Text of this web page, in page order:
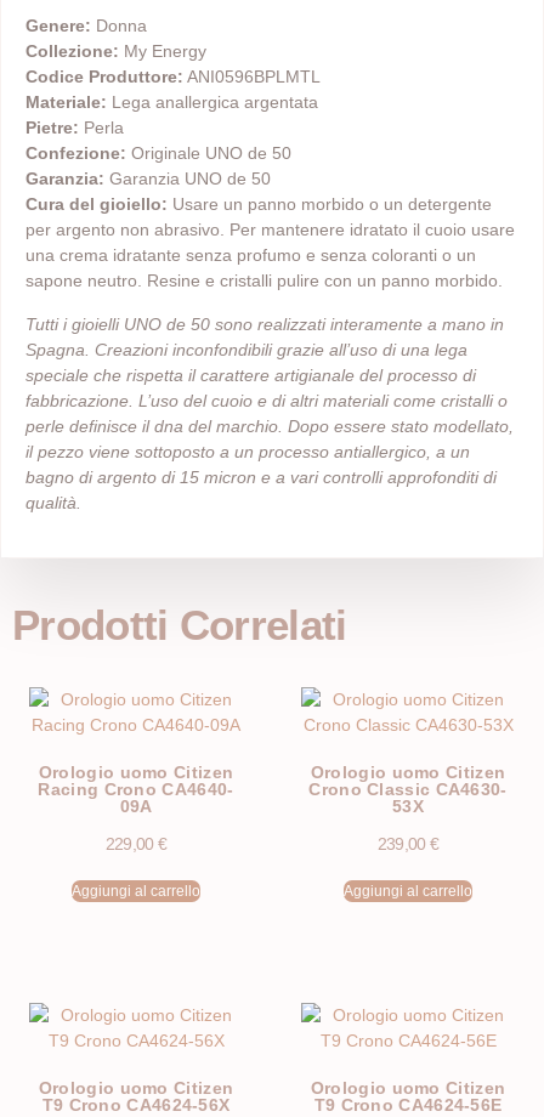
Genere: Donna
Collezione: My Energy
Codice Produttore: ANI0596BPLMTL
Materiale: Lega anallergica argentata
Pietre: Perla
Confezione: Originale UNO de 50
Garanzia: Garanzia UNO de 50
Cura del gioiello: Usare un panno morbido o un detergente
per argento non abrasivo. Per mantenere idratato il cuoio usare
una crema idratante senza profumo e senza coloranti o un
sapone neutro. Resine e cristalli pulire con un panno morbido.
Tutti i gioielli UNO de 50 sono realizzati interamente a mano in
Spagna. Creazioni inconfondibili grazie all’uso di una lega
speciale che rispetta il carattere artigianale del processo di
fabbricazione. L’uso del cuoio e di altri materiali come cristalli o
perle definisce il dna del marchio. Dopo essere stato modellato,
il pezzo viene sottoposto a un processo antiallergico, a un
bagno di argento di 15 micron e a vari controlli approfonditi di
qualità.
Prodotti Correlati
Orologio uomo Citizen
Racing Crono CA4640-
09A
229,00 €
Aggiungi al carrello
Orologio uomo Citizen
Crono Classic CA4630-
53X
239,00 €
Aggiungi al carrello
Orologio uomo Citizen
T9 Crono CA4624-56X
Orologio uomo Citizen
T9 Crono CA4624-56E